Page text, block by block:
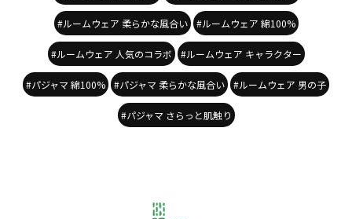
#ルームウェア 柔らかな風合い #ルームウェア 綿100%
#ルームウェア 人気のコラボ #ルームウェア キャラクター
#パジャマ 綿100% #パジャマ 柔らかな風合い #ルームウェア 男の子
#パジャマ さらっと肌触り